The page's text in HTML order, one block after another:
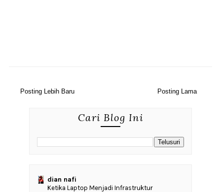
Posting Lebih Baru Posting Lama
Cari Blog Ini
dian nafi
Ketika Laptop Menjadi Infrastruktur